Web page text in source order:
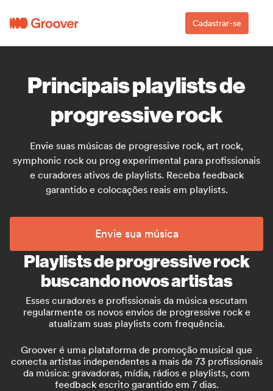
Cadastrar-se
Principais playlists de
progressive rock
Envie suas músicas de progressive rock, art rock,
symphonic rock ou prog experimental para profissionais
e curadores ativos de playlists. Receba feedback
garantido e colocações reais em playlists.
Envie sua música
Playlists de progressive rock
buscando novos artistas
Esses curadores e profissionais da música escutam
regularmente os novos envios de progressive rock e
atualizam suas playlists com frequência.
Groover é uma plataforma de promoção musical que
conecta artistas independentes a mais de 73 profissionais
da música: gravadoras, mídia, rádios e playlists, com
feedback escrito garantido em 7 dias.